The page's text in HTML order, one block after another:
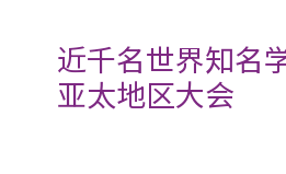
近千名世界知名
亚太地区大会